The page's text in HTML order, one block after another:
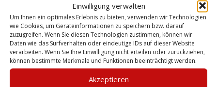
Einwilligung verwalten
Um Ihnen ein optimales Erlebnis zu bieten, verwenden wir Technologien
wie Cookies, um Geräteinformationen zu speichern bzw. darauf
zuzugreifen. Wenn Sie diesen Technologien zustimmen, können wir
Daten wie das Surfverhalten oder eindeutige IDs auf dieser Website
verarbeiten. Wenn Sie Ihre Einwilligung nicht erteilen oder zurückziehen,
können bestimmte Merkmale und Funktionen beeinträchtigt werden.
Akzeptieren
(HDe)
Urheber: Szelies, Hannover
LSV Alexandria von